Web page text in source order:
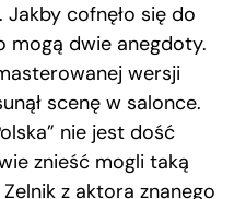
cofnęło się do
mogą dwie anegdoty.
wersji
scenę w salonce.
nie jest dość
znieść mogli taką
z aktora znanego